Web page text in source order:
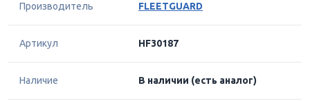
Производитель FLEETGUARD
Артикул HF30187
Наличие В наличии (есть аналог)